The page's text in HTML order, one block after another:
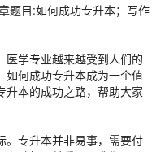
题目:如何成功专升本；写作
医学专业越来越受到人们的
如何成功专升本成为一个值
升本的成功之路，帮助大家
。专升本并非易事，需要付